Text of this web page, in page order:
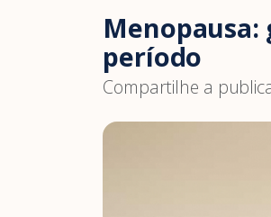
período
Compartilhe a